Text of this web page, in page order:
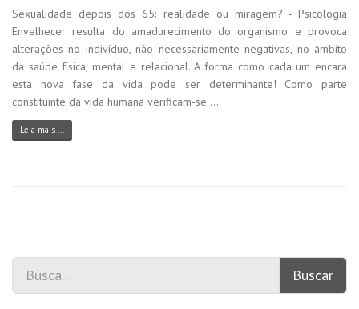
Sexualidade depois dos 65: realidade ou miragem? - Psicologia
Envelhecer resulta do amadurecimento do organismo e provoca
alterações no indivíduo, não necessariamente negativas, no âmbito
da saúde física, mental e relacional. A forma como cada um encara
esta nova fase da vida pode ser determinante! Como parte
constituinte da vida humana verificam-se ...
Leia mais ...
Buscar